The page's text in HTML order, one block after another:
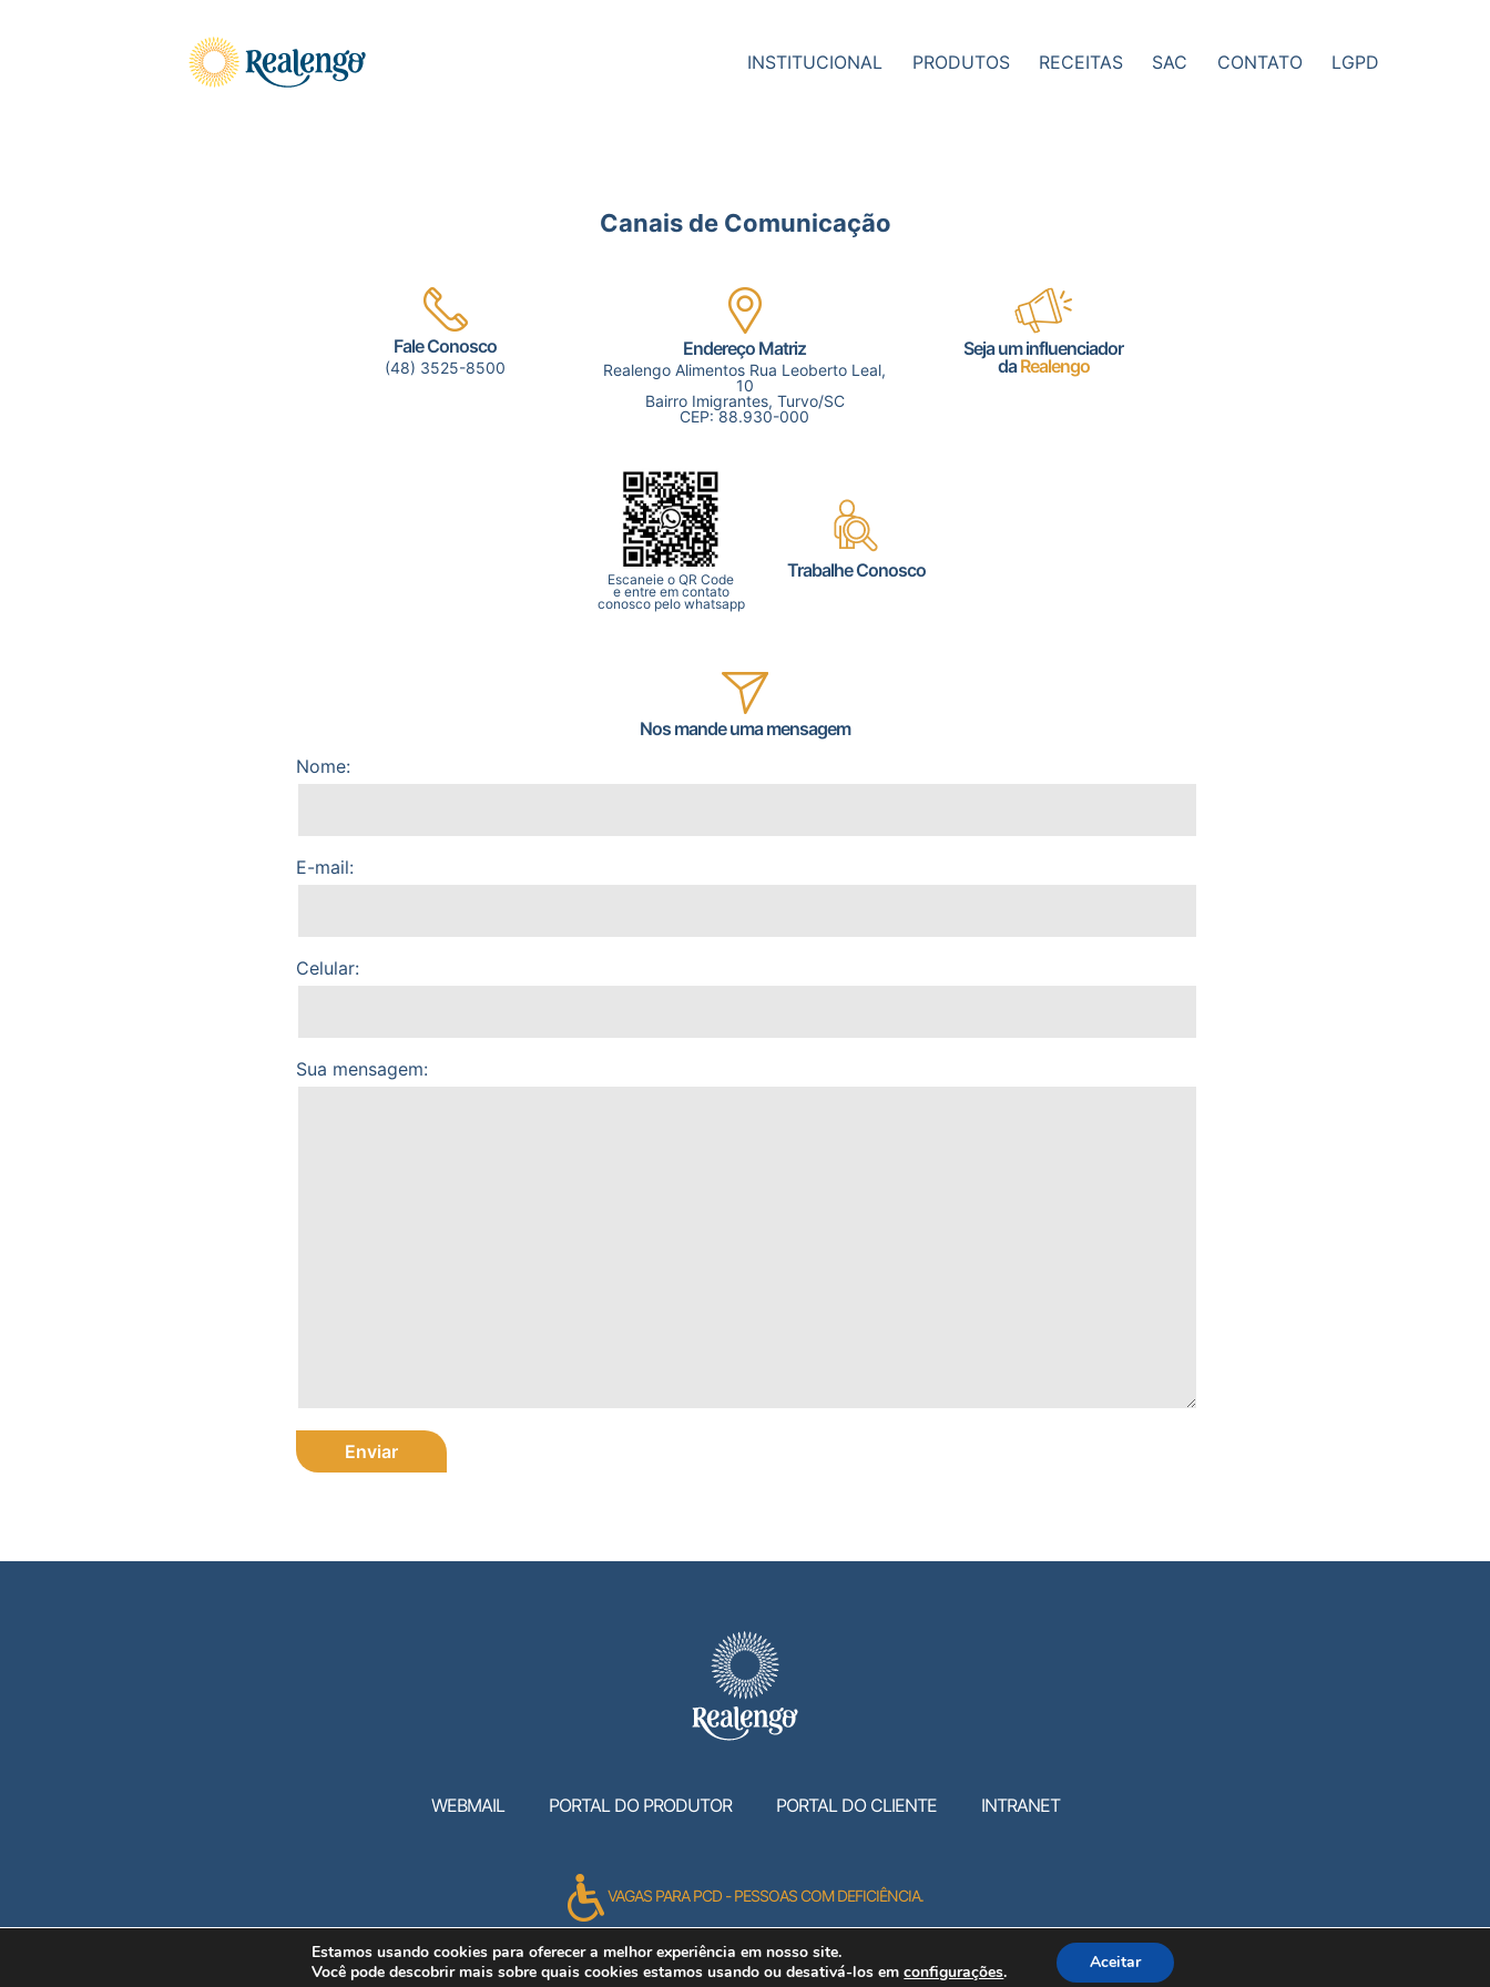
INSTITUCIONAL PRODUTOS RECEITAS SAC CONTATO LGPD
Canais de Comunicação
Fale Conosco
(48) 3525-8500
Endereço Matriz
Realengo Alimentos Rua Leoberto Leal,
10
Bairro Imigrantes, Turvo/SC
CEP: 88.930-000
Seja um influenciador
daRealengo
Escaneie o QR Code
e entre em contato
conosco pelo whatsapp
Trabalhe Conosco
Nos mande uma mensagem
Nome:
E-mail:
Celular:
Sua mensagem:
WEBMAIL PORTAL DO PRODUTOR PORTAL DO CLIENTE INTRANET
VAGAS PARA PCD - PESSOAS COM DEFICIÊNCIA.
Estamos usando cookies para oferecer a melhor experiência em nosso site.
Você pode descobrir mais sobre quais cookies estamos usando ou desativá-los emconfigurações. Aceitar